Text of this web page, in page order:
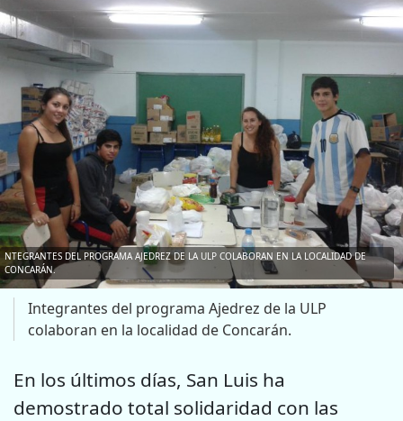
NTEGRANTES DEL PROGRAMA AJEDREZ DE LA ULP COLABORAN EN LA LOCALIDAD DE
CONCARÁN.
Integrantes del programa Ajedrez de la ULP
colaboran en la localidad de Concarán.
En los últimos días, San Luis ha
demostrado total solidaridad con las